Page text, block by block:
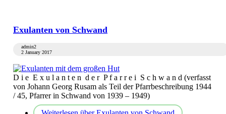
Exulanten von Schwand
admin2
2 January 2017
D i e E x u l a n t e n d e r P f a r r e i S c h w a n d (verfasst
von Johann Georg Rusam als Teil der Pfarrbeschreibung 1944
/ 45, Pfarrer in Schwand von 1939 – 1949)